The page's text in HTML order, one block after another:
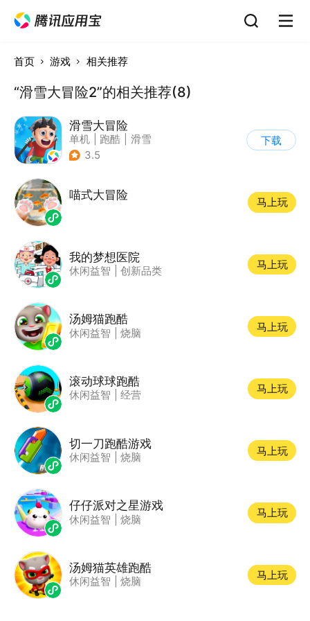
首页 游戏 相关推荐
“滑雪大冒险2”的相关推荐(8)
滑雪大冒险
单机 跑酷
滑雪
| 游道易
3.5
下载
喵式大冒险
马上玩
我的梦想医院
休闲益智 创新品类
马上玩
汤姆猫跑酷
休闲益智 烧脑
马上玩
滚动球球跑酷
休闲益智 经营
马上玩
切一刀跑酷游戏
休闲益智 烧脑
马上玩
仔仔派对之星游戏
休闲益智 烧脑
马上玩
汤姆猫英雄跑酷
休闲益智 烧脑
马上玩